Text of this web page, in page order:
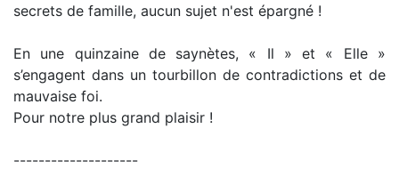
secrets de famille, aucun sujet n'est épargné !
En une quinzaine de saynètes, « Il » et « Elle »
s’engagent dans un tourbillon de contradictions et de
mauvaise foi.
Pour notre plus grand plaisir !
--------------------